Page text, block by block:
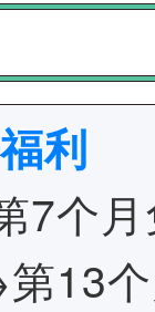
利
7个
13